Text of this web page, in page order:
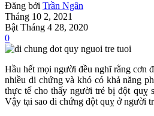
Đăng bởi Trần Ngân
Tháng 10 2, 2021
Bật Tháng 4 28, 2020
0
Hầu hết mọi người đều nghĩ rằng cơn
nhiều di chứng và khó có khả năng
thực tế cho thấy người trẻ bị đột quỵ
Vậy tại sao di chứng đột quỵ ở người